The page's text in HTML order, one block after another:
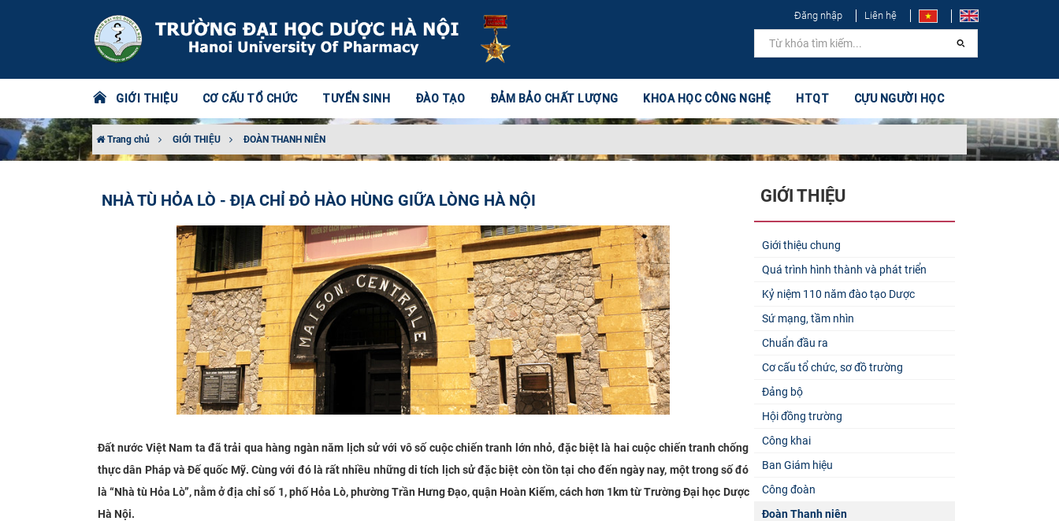
Đăng nhập Liên hệ
GIỚI THIỆU CƠ CẤU TỔ CHỨC TUYỂN SINH ĐÀO TẠO ĐẢM BẢO CHẤT LƯỢNG KHOA HỌC CÔNG NGHỆ HTQT CỰU NGƯỜI HỌC
Trang chủ GIỚI THIỆU ĐOÀN THANH NIÊN
NHÀ TÙ HỎA LÒ - ĐỊA CHỈ ĐỎ HÀO HÙNG GIỮA LÒNG HÀ NỘI
Đất nước Việt Nam ta đã trải qua hàng ngàn năm lịch sử với vô số cuộc chiến tranh lớn nhỏ, đặc biệt là hai cuộc chiến tranh chống
thực dân Pháp và Đế quốc Mỹ. Cùng với đó là rất nhiều những di tích lịch sử đặc biệt còn tồn tại cho đến ngày nay, một trong số đó
là “Nhà tù Hỏa Lò”, nằm ở địa chỉ số 1, phố Hỏa Lò, phường Trần Hưng Đạo, quận Hoàn Kiếm, cách hơn 1km từ Trường Đại học Dược
Hà Nội.
GIỚI THIỆU
Giới thiệu chung
Quá trình hình thành và phát triển
Kỷ niệm 110 năm đào tạo Dược
Sứ mạng, tầm nhìn
Chuẩn đầu ra
Cơ cấu tổ chức, sơ đồ trường
Đảng bộ
Hội đồng trường
Công khai
Ban Giám hiệu
Công đoàn
Đoàn Thanh niên